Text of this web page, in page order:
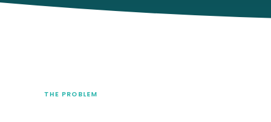
THE PROBLEM